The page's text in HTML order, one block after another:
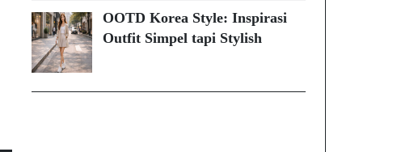
OOTD Korea Style: Inspirasi
Outfit Simpel tapi Stylish